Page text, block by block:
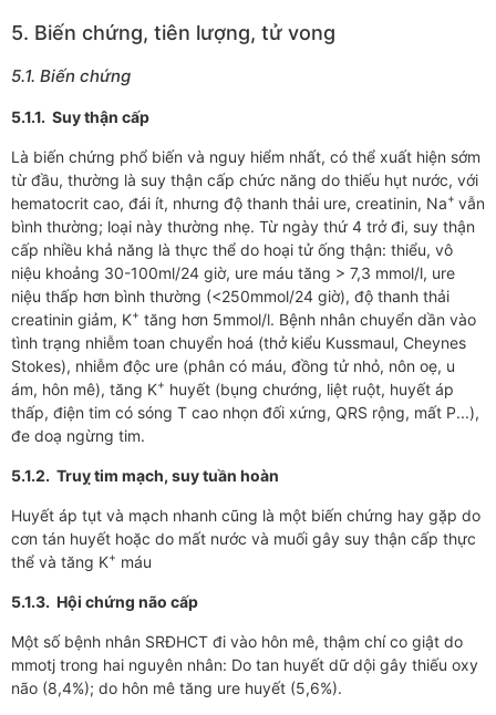
5. Biến chứng, tiên lượng, tử vong
5.1. Biến chứng
5.1.1. Suy thận cấp
Là biến chứng phổ biến và nguy hiểm nhất, có thể xuất hiện sớm
từ đầu, thường là suy thận cấp chức năng do thiếu hụt nước, với
hematocrit cao, đái ít, nhưng độ thanh thải ure, creatinin, Na+ vẫn
bình thường; loại này thường nhẹ. Từ ngày thứ 4 trở đi, suy thận
cấp nhiều khả năng là thực thể do hoại tử ống thận: thiểu, vô
niệu khoảng 30-100ml/24 giờ, ure máu tăng > 7,3 mmol/l, ure
niệu thấp hơn bình thường (<250mmol/24 giờ), độ thanh thải
creatinin giảm, K+ tăng hơn 5mmol/l. Bệnh nhân chuyển dần vào
tình trạng nhiễm toan chuyển hoá (thở kiểu Kussmaul, Cheynes
Stokes), nhiễm độc ure (phân có máu, đồng tử nhỏ, nôn oẹ, u
ám, hôn mê), tăng K+ huyết (bụng chướng, liệt ruột, huyết áp
thấp, điện tim có sóng T cao nhọn đối xứng, QRS rộng, mất P...),
đe doạ ngừng tim.
5.1.2. Truỵ tim mạch, suy tuần hoàn
Huyết áp tụt và mạch nhanh cũng là một biến chứng hay gặp do
cơn tán huyết hoặc do mất nước và muối gây suy thận cấp thực
thể và tăng K+ máu
5.1.3. Hội chứng não cấp
Một số bệnh nhân SRĐHCT đi vào hôn mê, thậm chí co giật do
mmotj trong hai nguyên nhân: Do tan huyết dữ dội gây thiếu oxy
não (8,4%); do hôn mê tăng ure huyết (5,6%).